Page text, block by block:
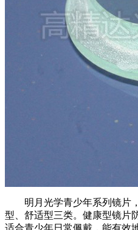
明月光学青少年系列镜片
型、舒适型三类。健康型镜片